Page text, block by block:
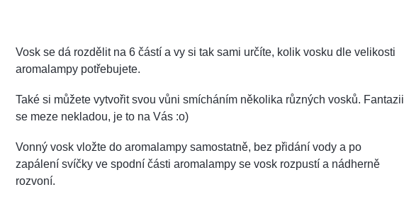
Vosk se dá rozdělit na 6 částí a vy si tak sami určíte, kolik vosku dle velikosti
aromalampy potřebujete.
Také si můžete vytvořit svou vůni smícháním několika různých vosků. Fantazii
se meze nekladou, je to na Vás :o)
Vonný vosk vložte do aromalampy samostatně, bez přidání vody a po
zapálení svíčky ve spodní části aromalampy se vosk rozpustí a nádherně
rozvoní.